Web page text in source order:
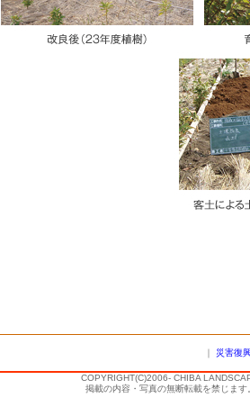
｜ 災害復
COPYRIGHT(C)2006- CHIBA
掲載の内容・写真の無断転載を禁じま